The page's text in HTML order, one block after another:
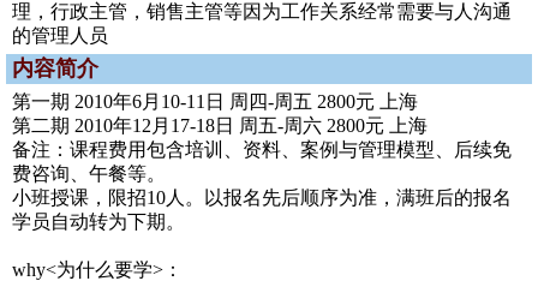
理，行政主管，销售主管等因为工作关系经常需要与人沟通
的管理人员
内容简介
第一期 2010年6月10-11日 周四-周五 2800元 上海
第二期 2010年12月17-18日 周五-周六 2800元 上海
备注：课程费用包含培训、资料、案例与管理模型、后续免
费咨询、午餐等。
小班授课，限招10人。以报名先后顺序为准，满班后的报名
学员自动转为下期。
why<为什么要学>：